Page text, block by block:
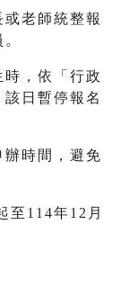
老師統整報
，依「行政
日暫停報名
時間，避免
至114年12月